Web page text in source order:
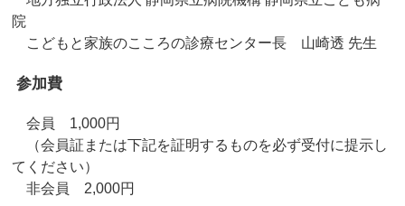
院
こどもと家族のこころの診療センター長 山崎透 先生
参加費
会員 1,000円
（会員証または下記を証明するものを必ず受付に提示し
てください）
非会員 2,000円